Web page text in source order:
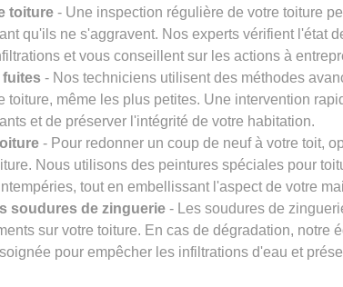
toiture - Une inspection régulière de votre toiture
qu'ils ne s'aggravent. Nos experts vérifient l'état
et vous conseillent sur les actions à
fuites - Nos techniciens utilisent des méthodes
toiture, même les plus petites. Une intervention
et de préserver l'intégrité de votre habitation.
- Pour redonner un coup de neuf à votre toit,
Nous utilisons des peintures spéciales pour
tout en embellissant l'aspect de votre
soudures de zinguerie - Les soudures de
sur votre toiture. En cas de dégradation, notre
pour empêcher les infiltrations d'eau et